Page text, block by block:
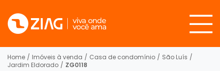
Home / Imóveis à venda / Casa de condomínio / São Luís /
Jardim Eldorado / ZG0118